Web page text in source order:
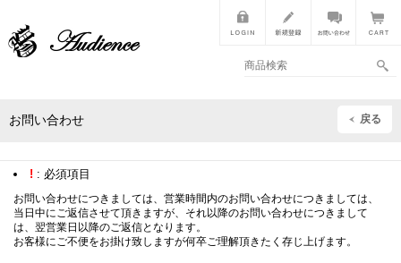
お問い合わせ 戻る
! : 必須項目
お問い合わせにつきましては、営業時間内のお問い合わせにつきましては、
当日中にご返信させて頂きますが、それ以降のお問い合わせにつきまして
は、翌営業日以降のご返信となります。
お客様にご不便をお掛け致しますが何卒ご理解頂きたく存じ上げます。